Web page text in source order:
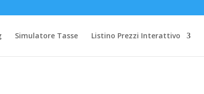
Simulatore Tasse Listino Prezzi Interattivo